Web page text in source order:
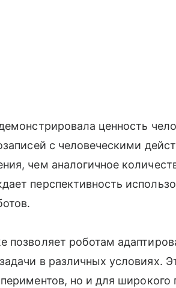
ценность
с человеческими
чем аналогичное
перспективность
позволяет роботам
в различных условиях.
но и для широкого